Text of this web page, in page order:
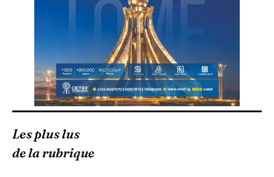
Les plus lus
de la rubrique